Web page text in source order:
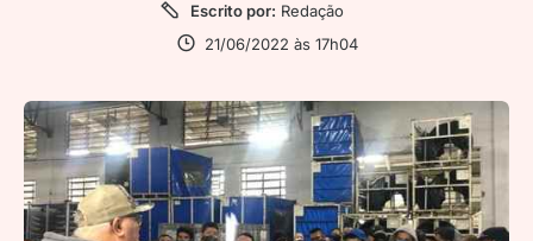
Escrito por: Redação
21/06/2022 às 17h04